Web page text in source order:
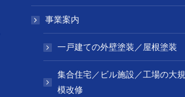
事業案内
一戸建ての外壁塗装／屋根塗装
集合住宅／ビル施設／工場の大規
模改修